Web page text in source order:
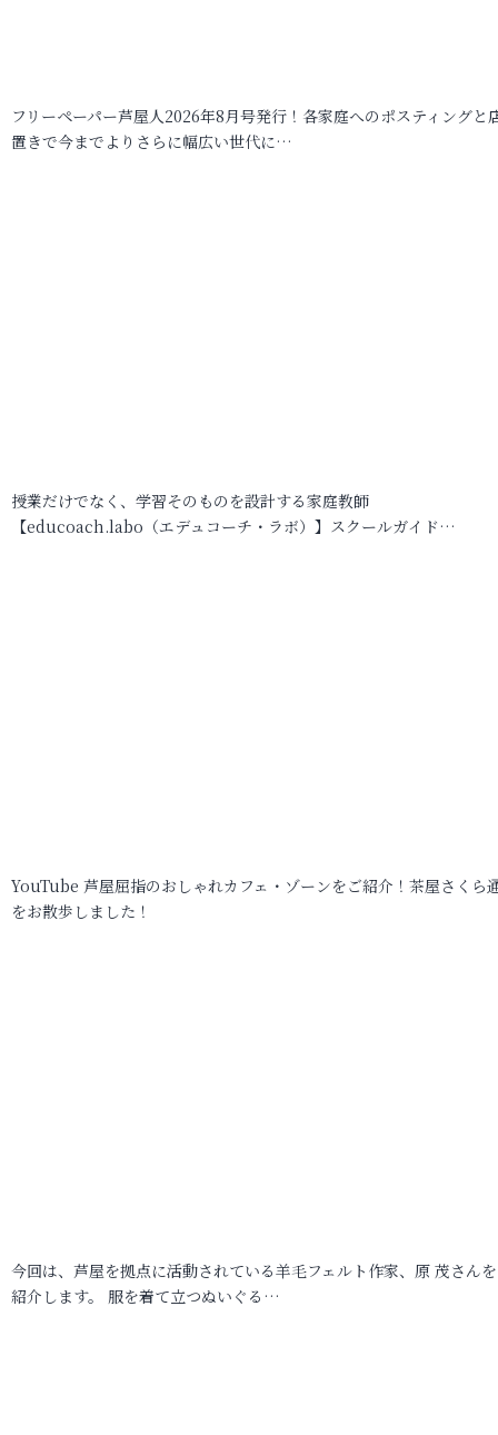
フリーペーパー芦屋人2026年8月号発行！各家庭へのポスティングと
置きで今までよりさらに幅広い世代に…
授業だけでなく、学習そのものを設計する家庭教師
【educoach.labo（エデュコーチ・ラボ）】スクールガイド…
YouTube 芦屋屈指のおしゃれカフェ・ゾーンをご紹介！茶屋さくら
をお散歩しました！
今回は、芦屋を拠点に活動されている羊毛フェルト作家、原 茂さん
紹介します。 服を着て立つぬいぐる…